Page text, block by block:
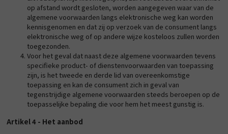
op afstand wordt gesloten, worden aangegeven waar van de
algemene voorwaarden langs elektronische weg kan worden
kennisgenomen en dat zij op verzoek van de consument langs
elektronische weg of op andere wijze kosteloos zullen worden
toegezonden.
Voor het geval dat naast deze algemene voorwaarden tevens
specifieke product- of dienstenvoorwaarden van toepassing
zijn, is het tweede en derde lid van overeenkomstige
toepassing en kan de consument zich in geval van
tegenstrijdige algemene voorwaarden steeds beroepen op de
toepasselijke bepaling die voor hem het meest gunstig is.
Artikel 4 - Het aanbod